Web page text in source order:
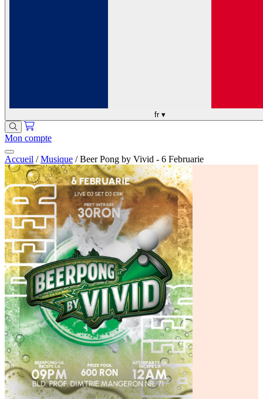
fr ▾
Mon compte
Accueil / Musique / Beer Pong by Vivid - 6 Februarie